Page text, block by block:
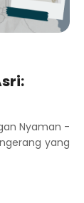
Nyaman -
yang